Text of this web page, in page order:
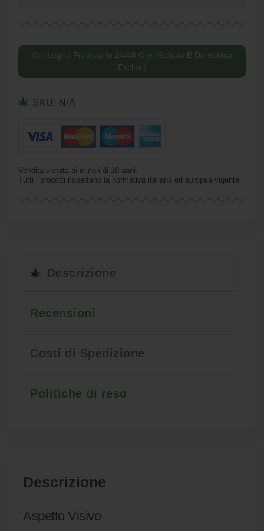
Consegna Prevista In 24/48 Ore (Sabato E Domenica
Esclusi)
SKU: N/A
Vendita vietata ai minori di 18 anni.
Tutti i prodotti rispettano la normativa italiana ed europea vigente.
Descrizione
Recensioni
Costi di Spedizione
Politiche di reso
Descrizione
Aspetto Visivo